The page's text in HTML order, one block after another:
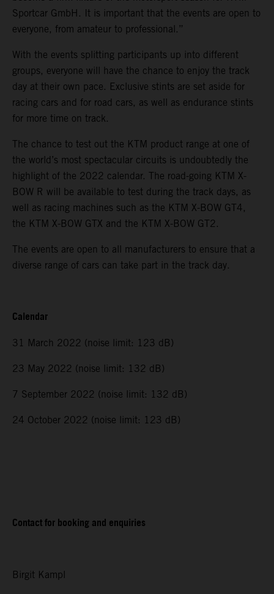
Sportcar GmbH. It is important that the events are open to
everyone, from amateur to professional.”
With the events splitting participants up into different
groups, everyone will have the chance to enjoy the track
day at their own pace. Exclusive stints are set aside for
racing cars and for road cars, as well as endurance stints
for more time on track.
The chance to test out the KTM product range at one of
the world’s most spectacular circuits is undoubtedly the
highlight of the 2022 calendar. The road-going KTM X-
BOW R will be available to test during the track days, as
well as racing machines such as the KTM X-BOW GT4,
the KTM X-BOW GTX and the KTM X-BOW GT2.
The events are open to all manufacturers to ensure that a
diverse range of cars can take part in the track day.
Calendar
31 March 2022 (noise limit: 123 dB)
23 May 2022 (noise limit: 132 dB)
7 September 2022 (noise limit: 132 dB)
24 October 2022 (noise limit: 123 dB)
Contact for booking and enquiries
Birgit Kampl